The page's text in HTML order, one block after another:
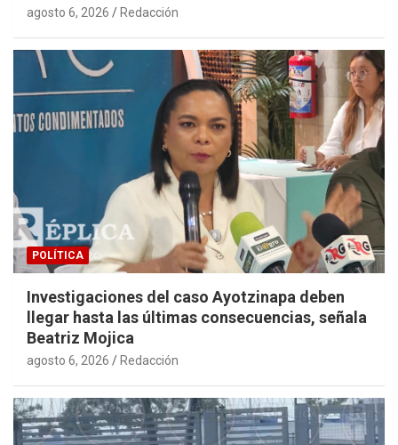
agosto 6, 2026 Redacción
POLÍTICA
Investigaciones del caso Ayotzinapa deben
llegar hasta las últimas consecuencias, señala
Beatriz Mojica
agosto 6, 2026 Redacción